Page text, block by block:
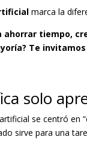
marca la
ahorrar tiempo,
Te
solo
se centró en
sirve para una